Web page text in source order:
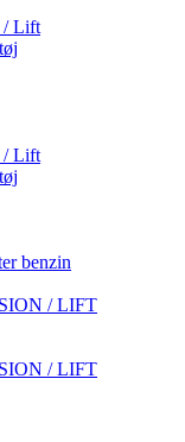
/ Lift
/ Lift
benzin
/ LIFT
/ LIFT